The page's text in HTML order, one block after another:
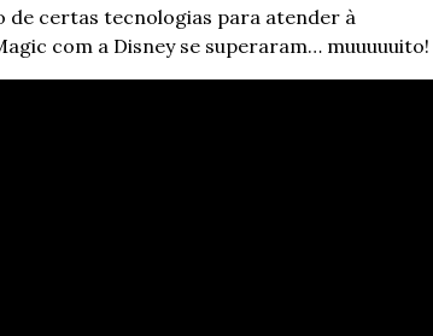
de certas tecnologias para atender à
com a Disney se superaram… muuuuuito!